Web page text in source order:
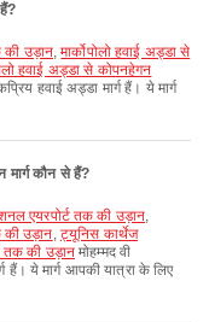
की उड़ान,मार्कोपोलो हवाई अड्डा से
हवाई अड्डा से कोपनहेगन
हवाई अड्डा मार्ग हैं। ये मार्ग
मार्ग कौन से हैं?
एयरपोर्ट तक की उड़ान,
की उड़ान, ट्यूनिस कार्थेज
तक की उड़ान मोहम्मद वी
हैं। ये मार्ग आपकी यात्रा के लिए